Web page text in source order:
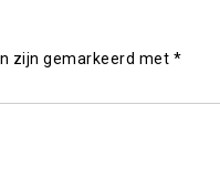
zijn gemarkeerd met *